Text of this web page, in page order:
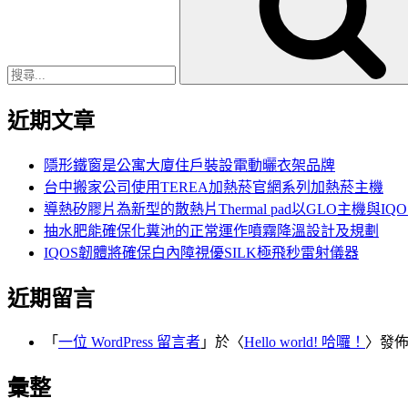
近期文章
隱形鐵窗是公寓大廈住戶裝設電動曬衣架品牌
台中搬家公司使用TEREA加熱菸官網系列加熱菸主機
導熱矽膠片為新型的散熱片Thermal pad以GLO主機與
抽水肥能確保化糞池的正常運作噴霧降溫設計及規劃
IQOS韌體將確保白內障視優SILK極飛秒雷射儀器
近期留言
「 一位 WordPress 留言者 」於〈Hello world! 哈囉！ 〉發
彙整